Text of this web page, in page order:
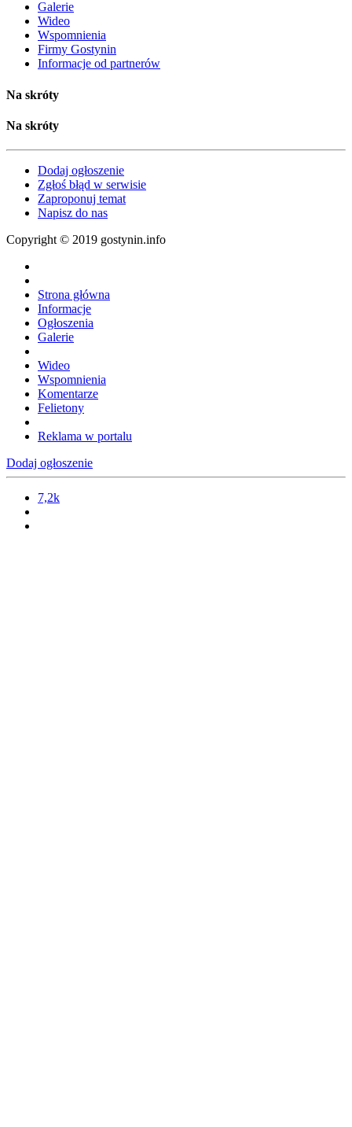
Galerie
Wideo
Wspomnienia
Firmy Gostynin
Informacje od partnerów
Na skróty
Na skróty
Dodaj ogłoszenie
Zgłoś błąd w serwisie
Zaproponuj temat
Napisz do nas
Copyright © 2019 gostynin.info
Strona główna
Informacje
Ogłoszenia
Galerie
Wideo
Wspomnienia
Komentarze
Felietony
Reklama w portalu
Dodaj ogłoszenie
7,2k